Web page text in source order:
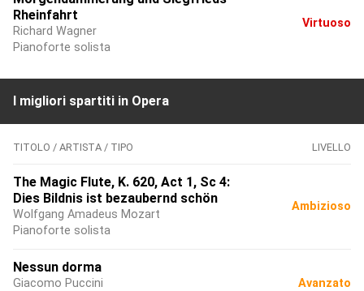
Rheinfahrt
Richard Wagner
Pianoforte solista
Virtuoso
I migliori spartiti in Opera
TITOLO / ARTISTA / TIPO LIVELLO
The Magic Flute, K. 620, Act 1, Sc 4:
Dies Bildnis ist bezaubernd schön
Wolfgang Amadeus Mozart
Pianoforte solista
Ambizioso
Nessun dorma
Giacomo Puccini
Avanzato